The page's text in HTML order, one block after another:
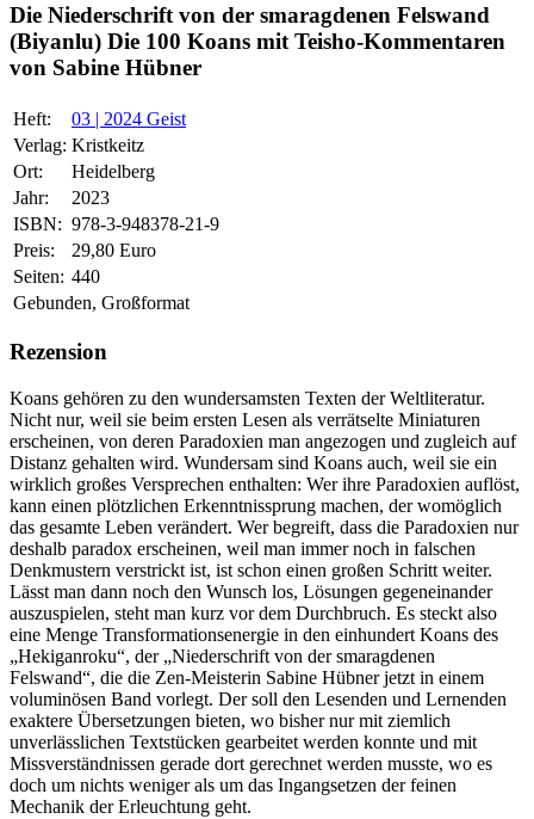
Die Niederschrift von der smaragdenen Felswand
(Biyanlu) Die 100 Koans mit Teisho-Kommentaren
von Sabine Hübner
Heft:
03 | 2024 Geist
Verlag: Kristkeitz
Ort:
Heidelberg
Jahr:
2023
ISBN: 978-3-948378-21-9
Preis:
29,80 Euro
Seiten: 440
Gebunden, Großformat
Rezension
Koans gehören zu den wundersamsten Texten der Weltliteratur.
Nicht nur, weil sie beim ersten Lesen als verrätselte Miniaturen
erscheinen, von deren Paradoxien man angezogen und zugleich auf
Distanz gehalten wird. Wundersam sind Koans auch, weil sie ein
wirklich großes Versprechen enthalten: Wer ihre Paradoxien auflöst,
kann einen plötzlichen Erkenntnissprung machen, der womöglich
das gesamte Leben verändert. Wer begreift, dass die Paradoxien nur
deshalb paradox erscheinen, weil man immer noch in falschen
Denkmustern verstrickt ist, ist schon einen großen Schritt weiter.
Lässt man dann noch den Wunsch los, Lösungen gegeneinander
auszuspielen, steht man kurz vor dem Durchbruch. Es steckt also
eine Menge Transformationsenergie in den einhundert Koans des
„Hekiganroku“, der „Niederschrift von der smaragdenen
Felswand“, die die Zen-Meisterin Sabine Hübner jetzt in einem
voluminösen Band vorlegt. Der soll den Lesenden und Lernenden
exaktere Übersetzungen bieten, wo bisher nur mit ziemlich
unverlässlichen Textstücken gearbeitet werden konnte und mit
Missverständnissen gerade dort gerechnet werden musste, wo es
doch um nichts weniger als um das Ingangsetzen der feinen
Mechanik der Erleuchtung geht.